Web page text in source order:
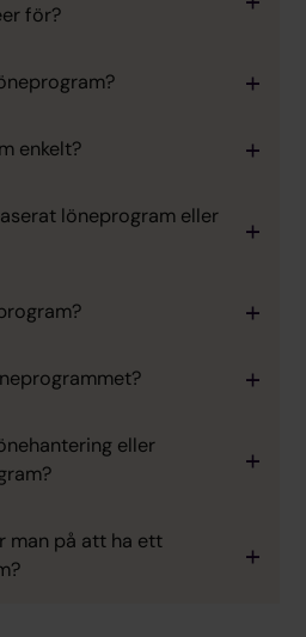
för?
enkelt?
löneprogram eller
eller
man på att ha ett